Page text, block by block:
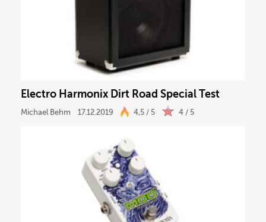
Electro Harmonix Dirt Road Special Test
Michael Behm 17.12.2019 4,5 / 5 4 / 5